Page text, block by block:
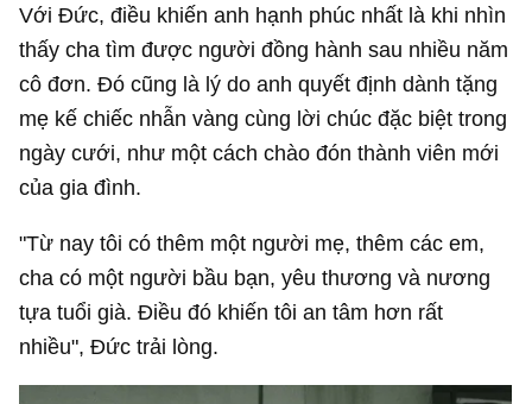
Với Đức, điều khiến anh hạnh phúc nhất là khi nhìn
thấy cha tìm được người đồng hành sau nhiều năm
cô đơn. Đó cũng là lý do anh quyết định dành tặng
mẹ kế chiếc nhẫn vàng cùng lời chúc đặc biệt trong
ngày cưới, như một cách chào đón thành viên mới
của gia đình.
"Từ nay tôi có thêm một người mẹ, thêm các em,
cha có một người bầu bạn, yêu thương và nương
tựa tuổi già. Điều đó khiến tôi an tâm hơn rất
nhiều", Đức trải lòng.